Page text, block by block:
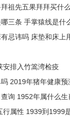
祖先五果拜拜买什
三条 手掌猿线是什
忌讳吗 床垫和床上
安排入竹篙湾检疫
2019年猪年健康
询 1952年属什么
行属性 1939到1999